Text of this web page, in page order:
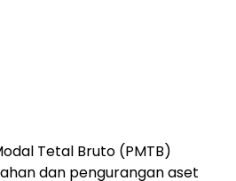
Tetal Bruto (PMTB)
dan pengurangan aset